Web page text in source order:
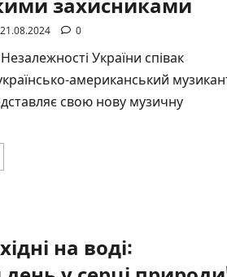
21.08.2024 0
України співак
американський
свою нову музичну
на воді: